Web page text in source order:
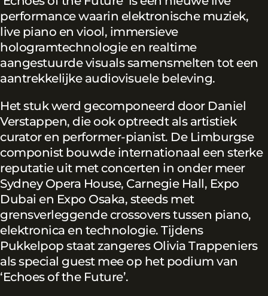
performance waarin elektronische muziek,
live piano en viool, immersieve
hologramtechnologie en realtime
aangestuurde visuals samensmelten tot een
aantrekkelijke audiovisuele beleving.
Het stuk werd gecomponeerd door Daniel
Verstappen, die ook optreedt als artistiek
curator en performer-pianist. De Limburgse
componist bouwde internationaal een sterke
reputatie uit met concerten in onder meer
Sydney Opera House, Carnegie Hall, Expo
Dubai en Expo Osaka, steeds met
grensverleggende crossovers tussen piano,
elektronica en technologie. Tijdens
Pukkelpop staat zangeres Olivia Trappeniers
als special guest mee op het podium van
‘Echoes of the Future’.